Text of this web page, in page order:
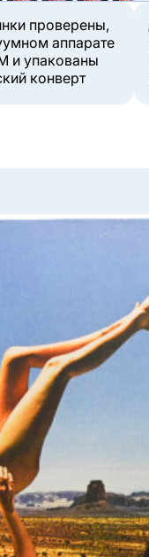
проверены,
аппарате
и упакованы
конверт